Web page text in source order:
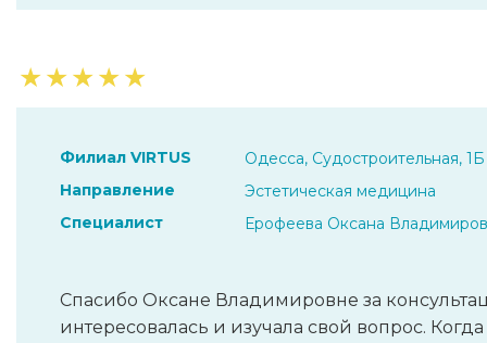
★★★★★
Филиал VIRTUS
Одесса, Судостроительная, 1Б
Направление
Эстетическая медицина
Специалист
Ерофеева Оксана
Спасибо Оксане Владимировне за
интересовалась и изучала свой вопрос.